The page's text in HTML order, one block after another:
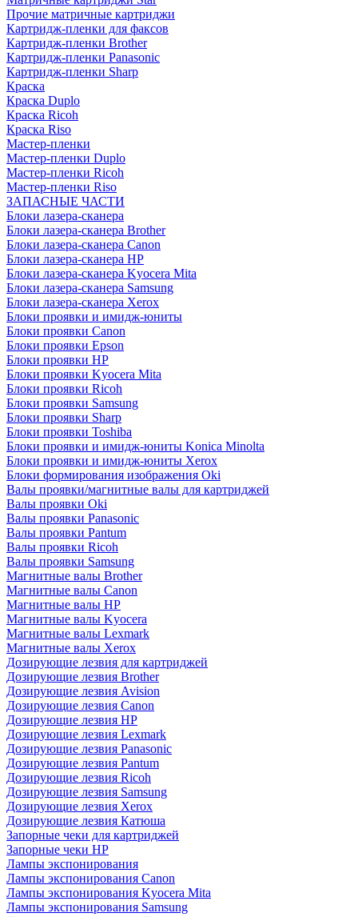
Прочие матричные картриджи
Картридж-пленки для факсов
Картридж-пленки Brother
Картридж-пленки Panasonic
Картридж-пленки Sharp
Краска
Краска Duplo
Краска Ricoh
Краска Riso
Мастер-пленки
Мастер-пленки Duplo
Мастер-пленки Ricoh
Мастер-пленки Riso
ЗАПАСНЫЕ ЧАСТИ
Блоки лазера-сканера
Блоки лазера-сканера Brother
Блоки лазера-сканера Canon
Блоки лазера-сканера HP
Блоки лазера-сканера Kyocera Mita
Блоки лазера-сканера Samsung
Блоки лазера-сканера Xerox
Блоки проявки и имидж-юниты
Блоки проявки Canon
Блоки проявки Epson
Блоки проявки HP
Блоки проявки Kyocera Mita
Блоки проявки Ricoh
Блоки проявки Samsung
Блоки проявки Sharp
Блоки проявки Toshiba
Блоки проявки и имидж-юниты Konica Minolta
Блоки проявки и имидж-юниты Xerox
Блоки формирования изображения Oki
Валы проявки/магнитные валы для картриджей
Валы проявки Oki
Валы проявки Panasonic
Валы проявки Pantum
Валы проявки Ricoh
Валы проявки Samsung
Магнитные валы Brother
Магнитные валы Canon
Магнитные валы HP
Магнитные валы Kyocera
Магнитные валы Lexmark
Магнитные валы Xerox
Дозирующие лезвия для картриджей
Дозирующие лезвия Brother
Дозирующие лезвия Avision
Дозирующие лезвия Canon
Дозирующие лезвия HP
Дозирующие лезвия Lexmark
Дозирующие лезвия Panasonic
Дозирующие лезвия Pantum
Дозирующие лезвия Ricoh
Дозирующие лезвия Samsung
Дозирующие лезвия Xerox
Дозирующие лезвия Катюша
Запорные чеки для картриджей
Запорные чеки HP
Лампы экспонирования
Лампы экспонирования Canon
Лампы экспонирования Kyocera Mita
Лампы экспонирования Samsung